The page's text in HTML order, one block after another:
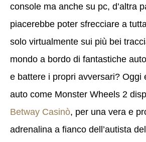
console ma anche su pc, d’altra
piacerebbe poter sfrecciare a
solo virtualmente sui più bei
mondo a bordo di fantastiche
e battere i propri avversari? Oggi
auto come Monster Wheels 2
Betway Casinò, per una vera e
adrenalina a fianco dell’autista